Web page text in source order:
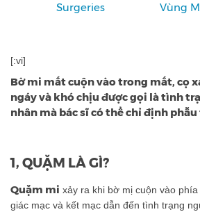
Surgeries
Vùng
[:vi]
Bờ mi mắt cuộn vào trong mắt, cọ
ngáy và khó chịu được gọi là tình
nhân mà bác sĩ có thể chỉ định
1, QUẶM LÀ GÌ?
Quặm mi xảy ra khi bờ mị cuộn vào
giác mạc và kết mạc dẫn đến tình trạng